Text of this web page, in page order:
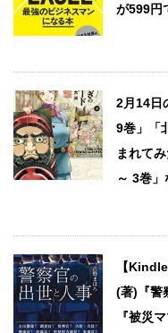
が599円
2月14日
9巻」「
まれて
～ 3巻
【
(著)『警
『被災